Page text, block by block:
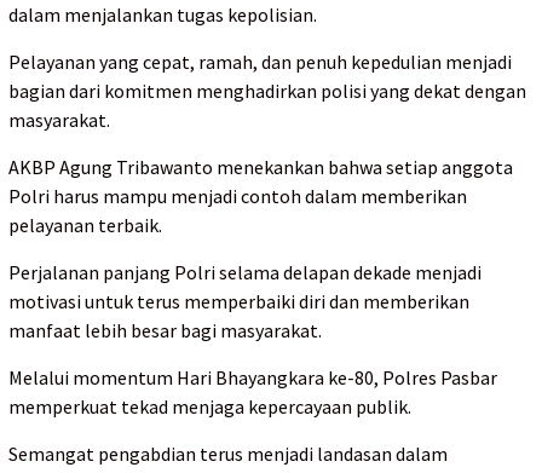
dalam menjalankan tugas kepolisian.
Pelayanan yang cepat, ramah, dan penuh kepedulian menjadi
bagian dari komitmen menghadirkan polisi yang dekat dengan
masyarakat.
AKBP Agung Tribawanto menekankan bahwa setiap anggota
Polri harus mampu menjadi contoh dalam memberikan
pelayanan terbaik.
Perjalanan panjang Polri selama delapan dekade menjadi
motivasi untuk terus memperbaiki diri dan memberikan
manfaat lebih besar bagi masyarakat.
Melalui momentum Hari Bhayangkara ke-80, Polres Pasbar
memperkuat tekad menjaga kepercayaan publik.
Semangat pengabdian terus menjadi landasan dalam